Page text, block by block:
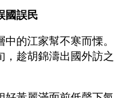
國誤民
的江家幫不寒而慄。
趁胡錦濤出國外訪之